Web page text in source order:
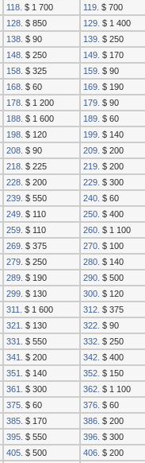
118. $ 1 700 119. $ 700
128. $ 850 129. $ 1 400
138. $ 90 139. $ 250
148. $ 250 149. $ 170
158. $ 325 159. $ 90
168. $ 60 169. $ 190
178. $ 1 200 179. $ 90
188. $ 1 600 189. $ 60
198. $ 120 199. $ 140
208. $ 90 209. $ 200
218. $ 225 219. $ 200
228. $ 200 229. $ 300
239. $ 550 240. $ 60
249. $ 110 250. $ 400
259. $ 110 260. $ 1 100
269. $ 375 270. $ 100
279. $ 250 280. $ 140
289. $ 190 290. $ 500
299. $ 130 300. $ 120
311. $ 1 600 312. $ 375
321. $ 130 322. $ 90
331. $ 550 332. $ 250
341. $ 200 342. $ 400
351. $ 140 352. $ 150
361. $ 300 362. $ 1 100
375. $ 60 376. $ 60
385. $ 170 386. $ 200
395. $ 550 396. $ 300
405. $ 500 406. $ 200